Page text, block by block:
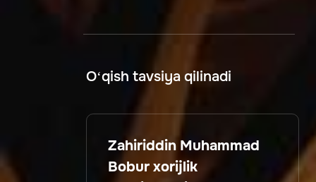
O‘qish tavsiya qilinadi
Zahiriddin Muhammad
Bobur xorijlik